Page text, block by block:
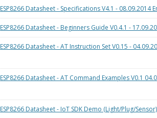
ESP8266 Datasheet - Specifications V4.1 - 08.09.2014
ESP8266 Datasheet - Beginners Guide V0.4.1 -
ESP8266 Datasheet - AT Instruction Set V0.15 -
ESP8266 Datasheet - AT Command Examples V0.1
ESP8266 Datasheet - IoT SDK Demo (Light/Plug/